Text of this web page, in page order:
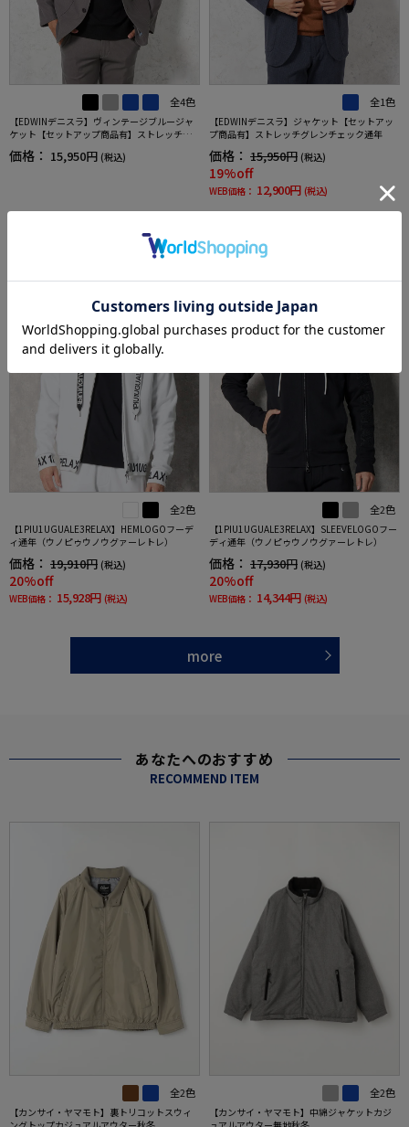
全4色
【EDWINデニスラ】ヴィンテージブルージャ
ケット【セットアップ商品有】ストレッチ無
価格： 15,950円 (税込)
全1色
【EDWINデニスラ】ジャケット【セットアッ
プ商品有】ストレッチグレンチェック通年
価格： 15,950円 (税込)
19%off
WEB価格： 12,900円 (税込)
全2色
【1PIU1UGUALE3RELAX】HEMLOGOフーデ
ィ通年（ウノピゥウノウグァーレトレ）
価格： 19,910円 (税込)
20%off
WEB価格： 15,928円 (税込)
4
全2色
【1PIU1UGUALE3RELAX】SLEEVELOGOフー
ディ通年（ウノピゥウノウグァーレトレ）
価格： 17,930円 (税込)
20%off
WEB価格： 14,344円 (税込)
more
あなたへのおすすめ
RECOMMEND ITEM
全2色
【カンサイ・ヤマモト】裏トリコットスウィ
全2色
【カンサイ・ヤマモト】中綿ジャケットカジ